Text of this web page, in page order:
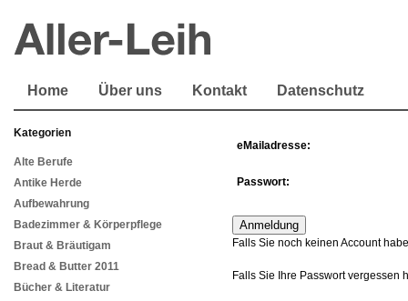
Home Über uns Kontakt Datenschutz
Kategorien
Alte Berufe
Antike Herde
Aufbewahrung
Badezimmer & Körperpflege
Braut & Bräutigam
Bread & Butter 2011
Bücher & Literatur
eMailadresse:
Passwort:
Falls Sie noch keinen Account
Falls Sie Ihre Passwort vergessen